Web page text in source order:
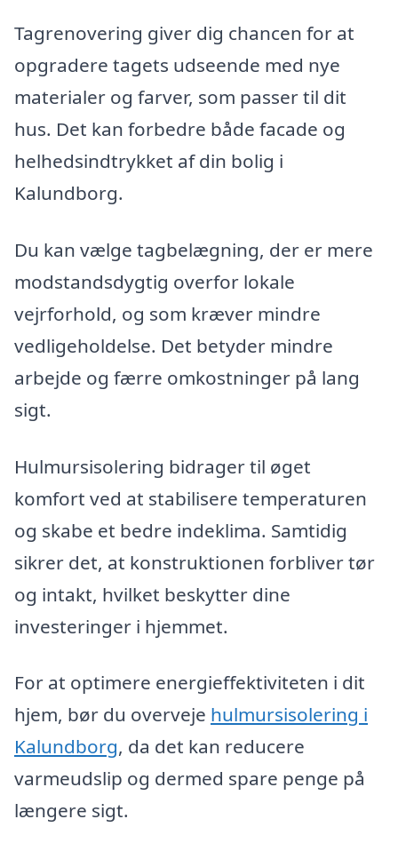
Tagrenovering giver dig chancen for at
opgradere tagets udseende med nye
materialer og farver, som passer til dit
hus. Det kan forbedre både facade og
helhedsindtrykket af din bolig i
Kalundborg.
Du kan vælge tagbelægning, der er mere
modstandsdygtig overfor lokale
vejrforhold, og som kræver mindre
vedligeholdelse. Det betyder mindre
arbejde og færre omkostninger på lang
sigt.
Hulmursisolering bidrager til øget
komfort ved at stabilisere temperaturen
og skabe et bedre indeklima. Samtidig
sikrer det, at konstruktionen forbliver tør
og intakt, hvilket beskytter dine
investeringer i hjemmet.
For at optimere energieffektiviteten i dit
hjem, bør du overveje hulmursisolering i
Kalundborg, da det kan reducere
varmeudslip og dermed spare penge på
længere sigt.